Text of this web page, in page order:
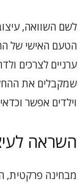
לשם השוואה,
הטעם האישי של
ערניים לצרכים
שמקבלים את
וילדים אפשר
השראה
מבחינה פרקטית,